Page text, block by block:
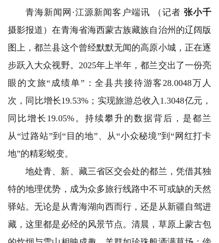
青海新闻网·江源新闻客户端讯 （记者 张小千
摄影报道）在青海省海西蒙古族藏族自治州的辽阔版
图上，都兰县这个曾经默默无闻的高原小城，正在逐
步跃入大众视野。2025年上半年，都兰交出了一份亮
眼的文旅“成绩单”：全县共接待游客28.0048万人
次，同比增长19.53%；实现旅游总收入1.3048亿元，
同比增长19.05%。持续攀升的数据背后，是都兰
从“过路站”到“目的地”、从“小众秘境”到“网红打卡
地”的精彩蜕变。
地处青、新、藏三省区交会处的都兰，凭借其独
特的地理优势，成为众多旅行线路中不可或缺的天然
驿站。无论是从青海湖向西而行，还是从新疆自驾进
藏，这里都是必经的风景节点。清晨，草原上蒙古包